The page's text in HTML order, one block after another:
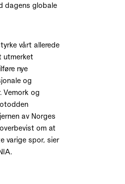
dagens globale
vårt allerede
utmerket
nye
og
Vemork og
av Norges
om at
varige spor, sier